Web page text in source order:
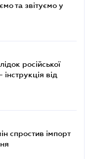
та звітуємо у
російської
інструкція від
спростив імпорт